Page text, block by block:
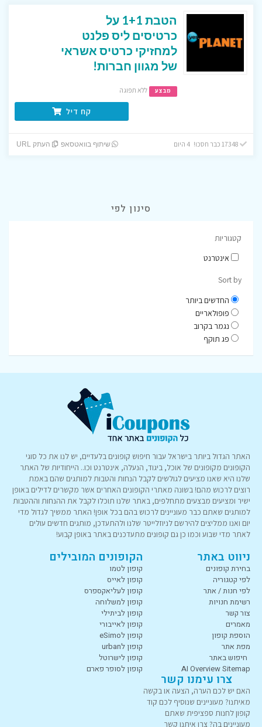
הטבת 1+1 על
כרטיסים ליס פלנט
למחזיקי כרטיס אשראי
של מגוון חברות!
מבצע ללא תפוגה
קח דיל
17348 כבר חסכו! 4 היום שיתוף בוואטסאפ העתק URL
סינון לפי
קטגוריות
אינטרנט
Sort by
החדשים ביותר
פופולאריים
נגמר בקרוב
פג תוקף
האתר הגדול ביותר בישראל עבור חיפוש קופונים בלעדיים, יש לנו את כל סוגי
הקופונים מקופונים של אוכל, ביגוד, הנעלה, אינטרנט וכו.. הייחודיות של האתר
שלנו היא שאנו מציעים לגולשים לקבל הנחות והטבות למותגים שהם באמת
רוצים לרכוש מהם! בשונה מאתרי הקופונים האחרים אשר מקשרים לדילים באופן
ישיר ומציעים מבצעים מתחלפים, באתר שלנו תוכלו לקבל את ההנחות וההטבות
למותגים שאתם כבר מעוניינים לרכוש בהם בכל אופן! האתר ממשיך לגדול מדי
יום ואנו ממליצים להירשם לניוזלייטר שלנו ולהתעדכן, מותגים חדשים עולים
לאתר מדי שבוע וכמו כן גם קופונים מתעדכנים באתר באופן קבוע!
ניווט באתר
בחירת קופונים
לפי קטגוריה
לפי חנות / אתר
רשימת חנויות
צור קשר
מאמרים
הוספת קופון
מפת אתר
חיפוש באתר
AI Overview Sitemap
הקופונים המובילים
קופון לטמו
קופון לאייס
קופון לעליאקספרס
קופון למשלוחה
קופון לביתילי
קופון לאייבורי
קופון לeSimo
קופון לurban
קופון לישרוטל
קופון לסופר פארם
צרו עימנו קשר
האם יש לכם הערה, הצעה או בקשה
מאיתנו? מעוניינים שנוסיף לכם קוד
קופון לחנות ספציפית שאתם
מעוניינים בה? צרו איתנו קשר